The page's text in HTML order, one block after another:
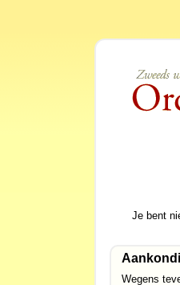
Je bent
Wegens